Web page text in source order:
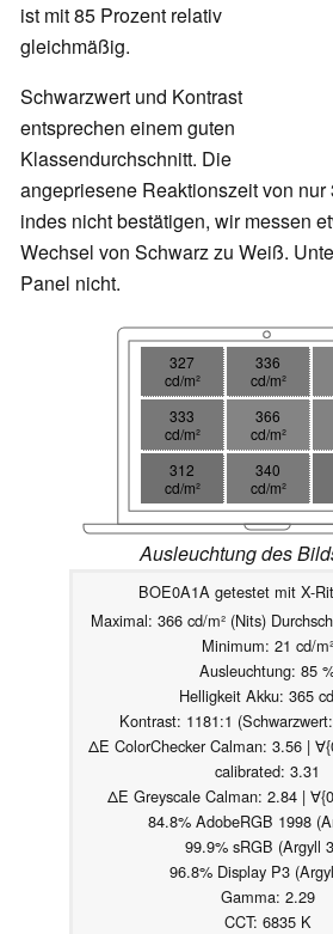
ist mit 85 Prozent relativ
gleichmäßig.
Schwarzwert und Kontrast
entsprechen einem guten
Klassendurchschnitt. Die
angepriesene Reaktionszeit von nur
indes nicht bestätigen, wir messen
Wechsel von Schwarz zu Weiß.
Panel nicht.
327
cd/m²
336
cd/m²
333
cd/m²
366
cd/m²
312
cd/m²
340
cd/m²
Ausleuchtung des
BOE0A1A getestet mit X-
Maximal: 366 cd/m² (Nits)
Minimum: 21 cd/m²
Ausleuchtung: 85
Helligkeit Akku: 365
Kontrast: 1181:1
ΔE ColorChecker Calman: 3.56 |
calibrated: 3.31
ΔE Greyscale Calman: 2.84 |
84.8% AdobeRGB 1998
99.9% sRGB (Argyll
96.8% Display P3
Gamma: 2.29
CCT: 6835 K